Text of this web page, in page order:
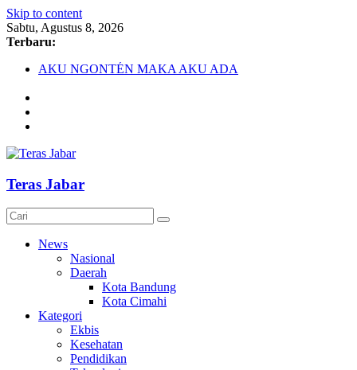
Skip to content
Sabtu, Agustus 8, 2026
Terbaru:
AKU NGONTÉN MAKA AKU ADA
Pemurtadan
Barat Siap Pecahkan Rekor MURI Lewat Festival Tunas
Teras Jabar
News
Nasional
Daerah
Kota Bandung
Kota Cimahi
Kategori
Ekbis
Kesehatan
Pendidikan